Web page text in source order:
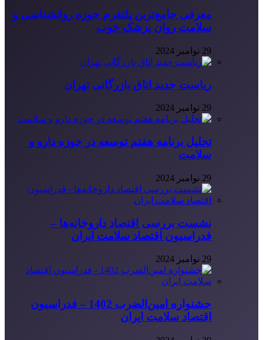
معرفی جامع‌ترین پلتفرم حوزه روانشناسی و
سلامت روان پزشک خوب
29 نوامبر 2024
ریاست جدید اتاق بازرگانی تهران
29 نوامبر 2024
تحلیل برنامه هفتم توسعه در حوزه دارو و
سلامت
29 نوامبر 2024
نشست بررسی اقتصاد داروخانه‌ها –
فدراسیون اقتصاد سلامت ایران
29 نوامبر 2024
جشنواره امین‌الضرب 1402 – فدراسیون
اقتصاد سلامت ایران